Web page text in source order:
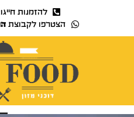
להזמנות חייגו:
הצטרפו לקבוצת